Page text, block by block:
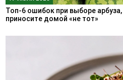
Топ-6 ошибок при выборе
приносите домой «не тот»